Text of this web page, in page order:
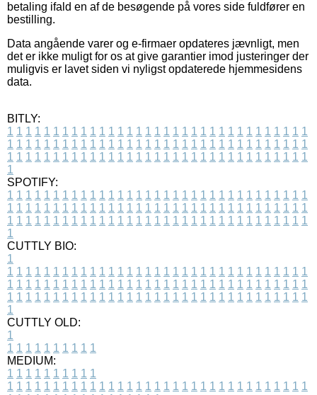
betaling ifald en af de besøgende på vores side fuldfører en
bestilling.
Data angående varer og e-firmaer opdateres jævnligt, men
det er ikke muligt for os at give garantier imod justeringer der
muligvis er lavet siden vi nyligst opdaterede hjemmesidens
data.
BITLY:
1 1 1 1 1 1 1 1 1 1 1 1 1 1 1 1 1 1 1 1 1 1 1 1 1 1 1 1 1 1 1 1 1
1 1 1 1 1 1 1 1 1 1 1 1 1 1 1 1 1 1 1 1 1 1 1 1 1 1 1 1 1 1 1 1 1
1 1 1 1 1 1 1 1 1 1 1 1 1 1 1 1 1 1 1 1 1 1 1 1 1 1 1 1 1 1 1 1 1
1
SPOTIFY:
1 1 1 1 1 1 1 1 1 1 1 1 1 1 1 1 1 1 1 1 1 1 1 1 1 1 1 1 1 1 1 1 1
1 1 1 1 1 1 1 1 1 1 1 1 1 1 1 1 1 1 1 1 1 1 1 1 1 1 1 1 1 1 1 1 1
1 1 1 1 1 1 1 1 1 1 1 1 1 1 1 1 1 1 1 1 1 1 1 1 1 1 1 1 1 1 1 1 1
1
CUTTLY BIO:
1
1 1 1 1 1 1 1 1 1 1 1 1 1 1 1 1 1 1 1 1 1 1 1 1 1 1 1 1 1 1 1 1 1
1 1 1 1 1 1 1 1 1 1 1 1 1 1 1 1 1 1 1 1 1 1 1 1 1 1 1 1 1 1 1 1 1
1 1 1 1 1 1 1 1 1 1 1 1 1 1 1 1 1 1 1 1 1 1 1 1 1 1 1 1 1 1 1 1 1
1
CUTTLY OLD:
1
1 1 1 1 1 1 1 1 1 1
MEDIUM:
1 1 1 1 1 1 1 1 1 1
1 1 1 1 1 1 1 1 1 1 1 1 1 1 1 1 1 1 1 1 1 1 1 1 1 1 1 1 1 1 1 1 1